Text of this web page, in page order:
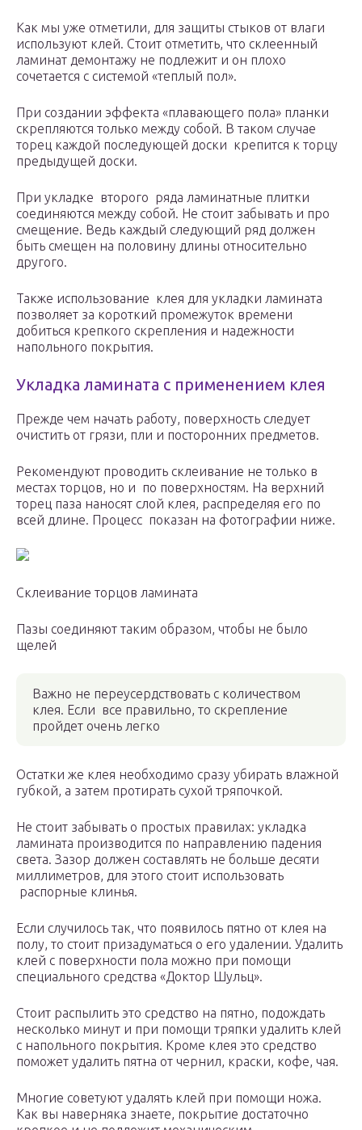
Как мы уже отметили, для защиты стыков от влаги
используют клей. Стоит отметить, что склеенный
ламинат демонтажу не подлежит и он плохо
сочетается с системой «теплый пол».
При создании эффекта «плавающего пола» планки
скрепляются только между собой. В таком случае
торец каждой последующей доски крепится к торцу
предыдущей доски.
При укладке второго ряда ламинатные плитки
соединяются между собой. Не стоит забывать и про
смещение. Ведь каждый следующий ряд должен
быть смещен на половину длины относительно
другого.
Также использование клея для укладки ламината
позволяет за короткий промежуток времени
добиться крепкого скрепления и надежности
напольного покрытия.
Укладка ламината с применением клея
Прежде чем начать работу, поверхность следует
очистить от грязи, пли и посторонних предметов.
Рекомендуют проводить склеивание не только в
местах торцов, но и по поверхностям. На верхний
торец паза наносят слой клея, распределяя его по
всей длине. Процесс показан на фотографии ниже.
Склеивание торцов ламината
Пазы соединяют таким образом, чтобы не было
щелей
Важно не переусердствовать с количеством
клея. Если все правильно, то скрепление
пройдет очень легко
Остатки же клея необходимо сразу убирать влажной
губкой, а затем протирать сухой тряпочкой.
Не стоит забывать о простых правилах: укладка
ламината производится по направлению падения
света. Зазор должен составлять не больше десяти
миллиметров, для этого стоит использовать
распорные клинья.
Если случилось так, что появилось пятно от клея на
полу, то стоит призадуматься о его удалении. Удалить
клей с поверхности пола можно при помощи
специального средства «Доктор Шульц».
Стоит распылить это средство на пятно, подождать
несколько минут и при помощи тряпки удалить клей
с напольного покрытия. Кроме клея это средство
поможет удалить пятна от чернил, краски, кофе, чая.
Многие советуют удалять клей при помощи ножа.
Как вы наверняка знаете, покрытие достаточно